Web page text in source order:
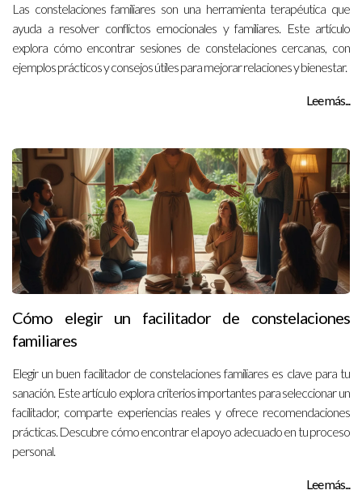
Las constelaciones familiares son una herramienta terapéutica que
ayuda a resolver conflictos emocionales y familiares. Este artículo
explora cómo encontrar sesiones de constelaciones cercanas, con
ejemplos prácticos y consejos útiles para mejorar relaciones y bienestar.
Lee más...
Cómo elegir un facilitador de constelaciones
familiares
Elegir un buen facilitador de constelaciones familiares es clave para tu
sanación. Este artículo explora criterios importantes para seleccionar un
facilitador, comparte experiencias reales y ofrece recomendaciones
prácticas. Descubre cómo encontrar el apoyo adecuado en tu proceso
personal.
Lee más...